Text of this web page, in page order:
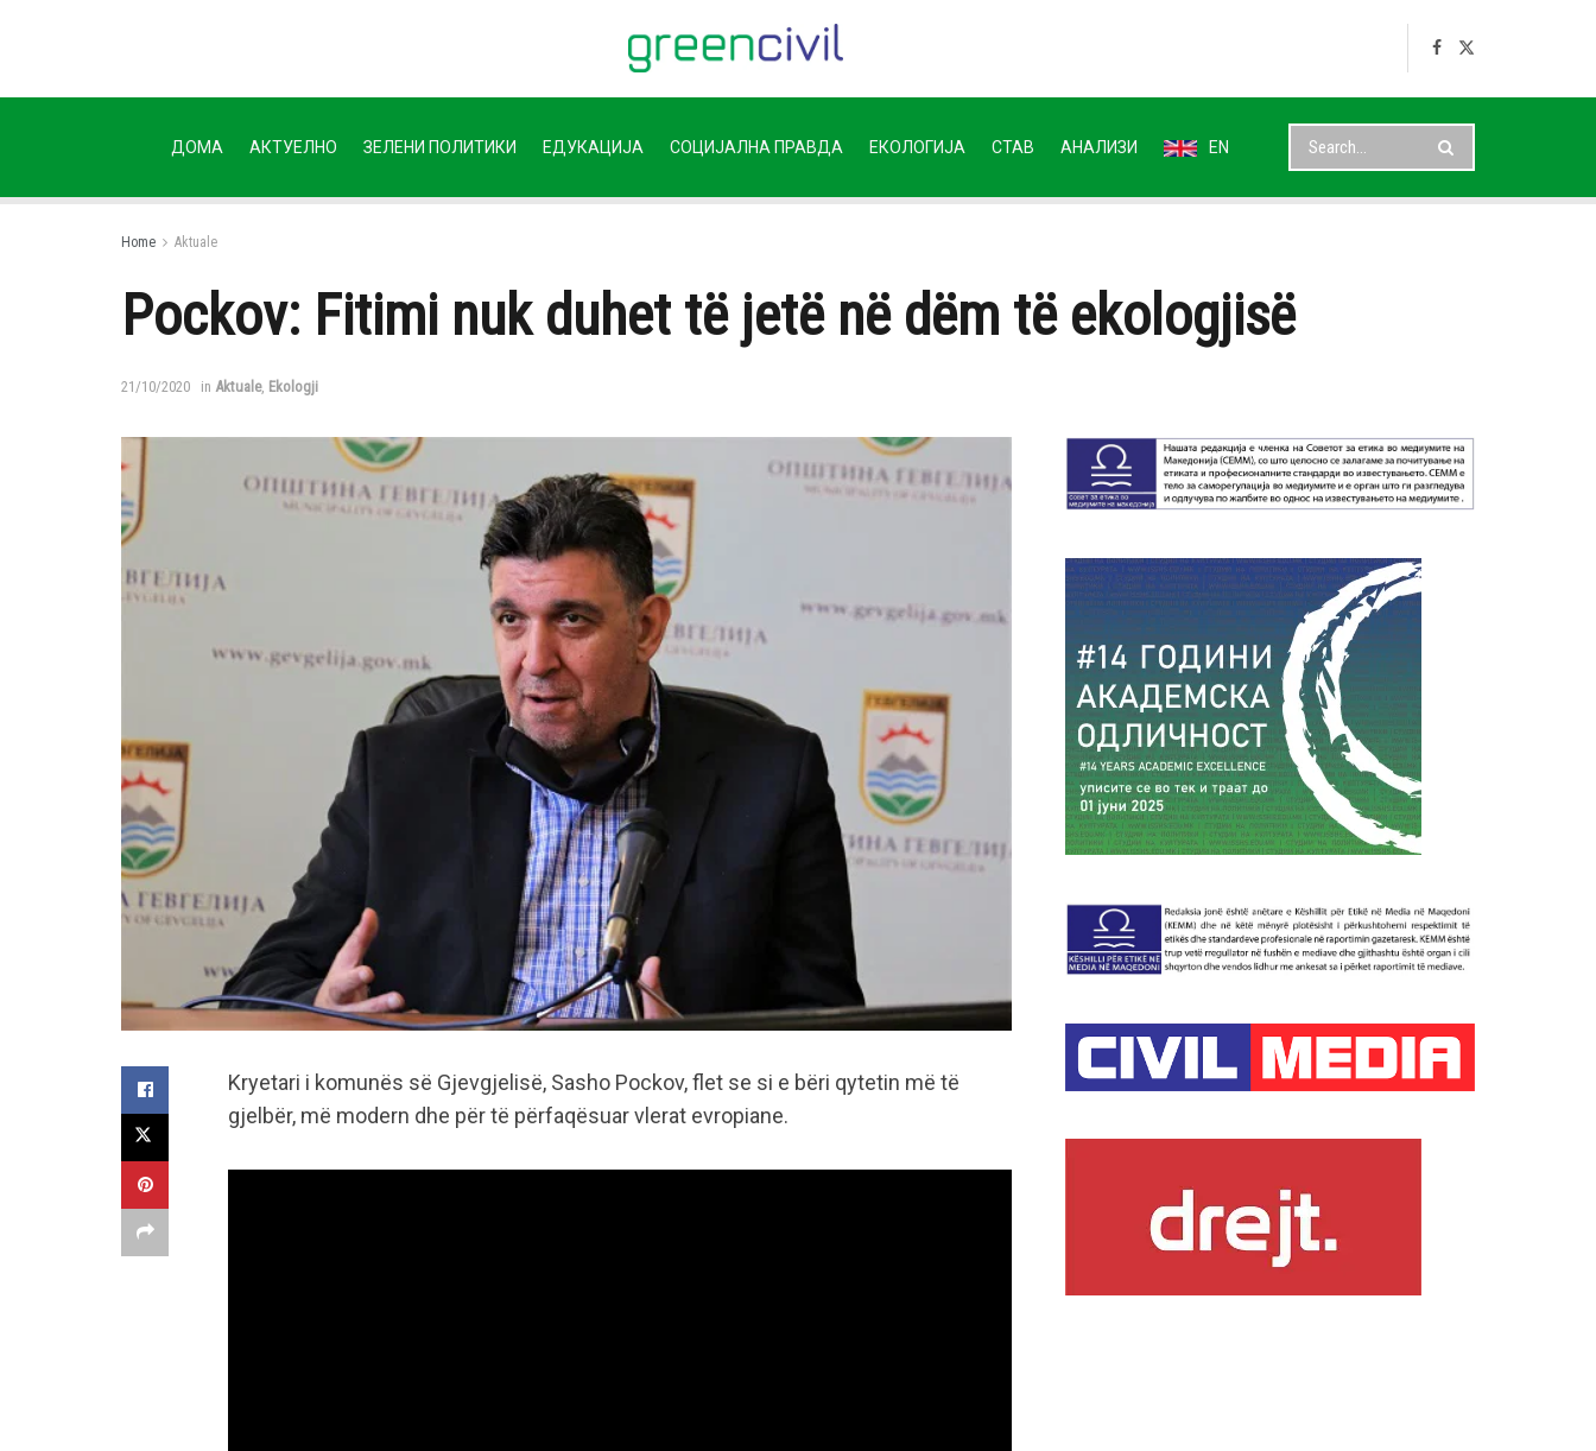
ДОМА АКТУЕЛНО ЗЕЛЕНИ ПОЛИТИКИ ЕДУКАЦИЈА СОЦИЈАЛНА ПРАВДА ЕКОЛОГИЈА СТАВ АНАЛИЗИ EN
Home Aktuale
Pockov: Fitimi nuk duhet të jetë në dëm të ekologjisë
21/10/2020 in Aktuale, Ekologji
Kryetari i komunës së Gjevgjelisë, Sasho Pockov, flet se si e bëri qytetin më të
gjelbër, më modern dhe për të përfaqësuar vlerat evropiane.